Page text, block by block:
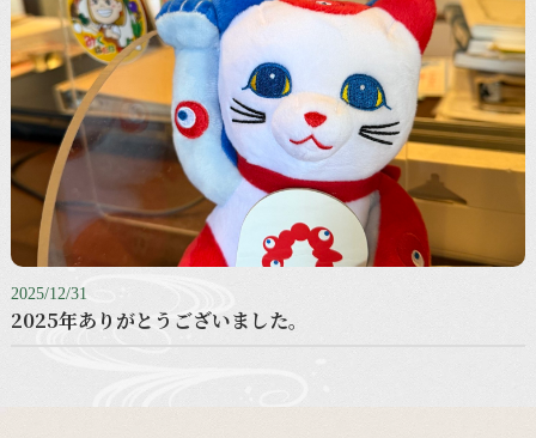
2025/12/31
2025年ありがとうございました。